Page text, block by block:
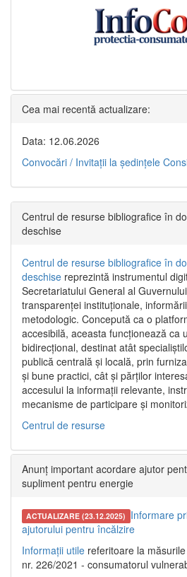
Cea mai recentă actualizare:
Data: 12.06.2026
Convocări / Invitaţii la şedinţele
Centrul de resurse bibliografice în
deschise
Centrul de resurse bibliografice în
deschise reprezintă instrumentul
Secretariatului General al
transparenței instituționale,
metodologic. Concepută ca o
accesibilă, aceasta funcționează ca
bidirecțional, destinat atât
publică centrală și locală, prin
și bune practici, cât și părților
accesului la informații relevante,
mecanisme de participare și
Centrul de resurse
Anunț important acordare ajutor
supliment pentru energie
ACTUALIZARE (23.12.2025) Informare
ajutorului pentru încălzire
Informații utile referitoare la
nr. 226/2021 - consumatorul